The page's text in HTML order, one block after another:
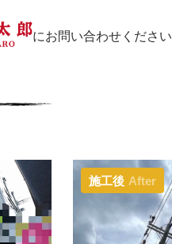
にお問い合わせください
施工後 After